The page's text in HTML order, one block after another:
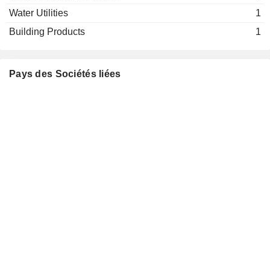
Water Utilities
1
Building Products
1
Pays des Sociétés liées